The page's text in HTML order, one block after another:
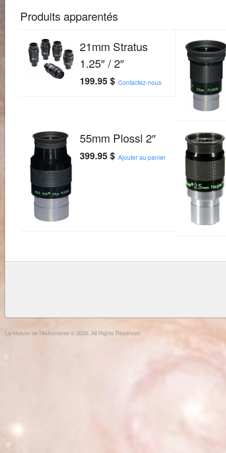
Produits apparentés
21mm Stratus
1.25″ / 2″
199.95$ Contactez-nous
55mm Plossl 2″
399.95$ Ajouter au panier
La Maison de l'Astronomie © 2026. All Rights Reserved.